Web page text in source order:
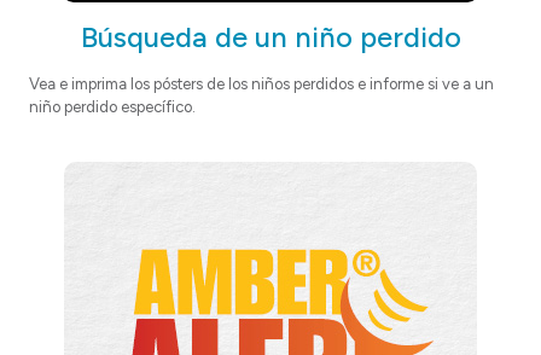
Búsqueda de un niño perdido
Vea e imprima los pósters de los niños perdidos e informe si ve a un
niño perdido específico.